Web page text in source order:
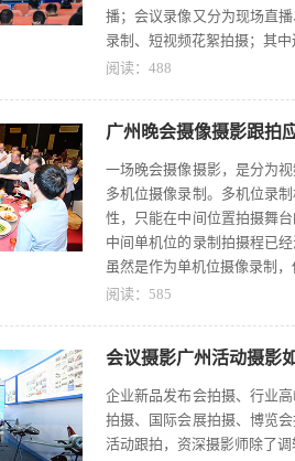
播；会议录像又分为现场直
录制、短视频花絮拍摄；其中
阅读： 488
广州晚会摄像摄影跟拍
一场晚会摄像摄影，是分为
多机位摄像录制。多机位录
性，只能在中间位置拍摄舞
中间单机位的录制拍摄程已
虽然是作为单机位摄像录制
阅读： 585
会议摄影广州活动摄影
企业新品发布会拍摄、行业
拍摄、国际会展拍摄、博览
活动跟拍，资深摄影师除了调